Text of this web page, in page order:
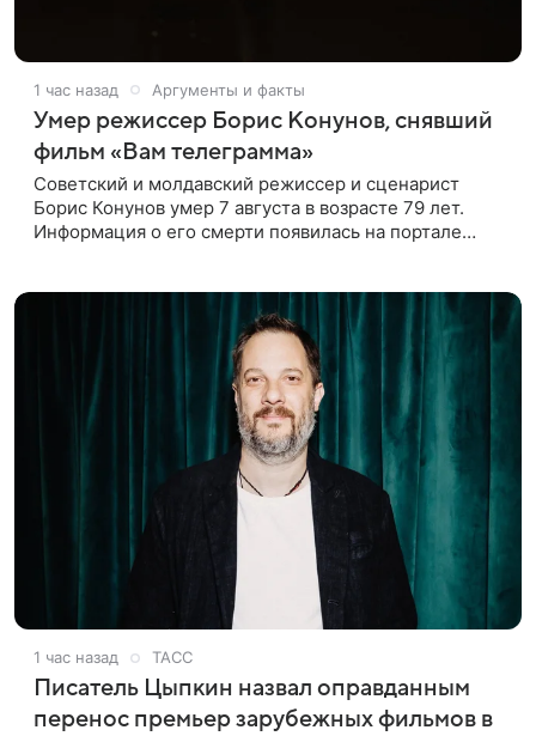
1 час назад Аргументы и факты
Умер режиссер Борис Конунов, снявший
фильм «Вам телеграмма»
Советский и молдавский режиссер и сценарист
Борис Конунов умер 7 августа в возрасте 79 лет.
Информация о его смерти появилась на портале
1 час назад ТАСС
Писатель Цыпкин назвал оправданным
перенос премьер зарубежных фильмов в